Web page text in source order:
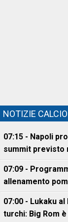
NOTIZIE
07:15 - Napoli
summit previsto
07:09 -
allenamento
07:00 - Lukaku
turchi: Big Rom